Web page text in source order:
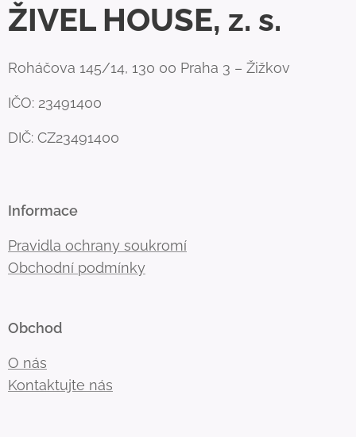
ŽIVEL HOUSE, z. s.
Roháčova 145/14, 130 00 Praha 3 – Žižkov
IČO: 23491400
DIČ: CZ23491400
Informace
Pravidla ochrany soukromí
Obchodní podmínky
Obchod
O nás
Kontaktujte nás